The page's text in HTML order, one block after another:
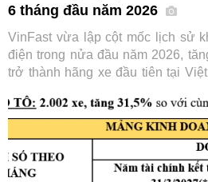
6 tháng đầu năm 2026
VinFast vừa lập cột mốc lịch sử
điện trong nửa đầu năm 2026,
trở thành hãng xe đầu tiên tại
số một của VinFast trên thị trường